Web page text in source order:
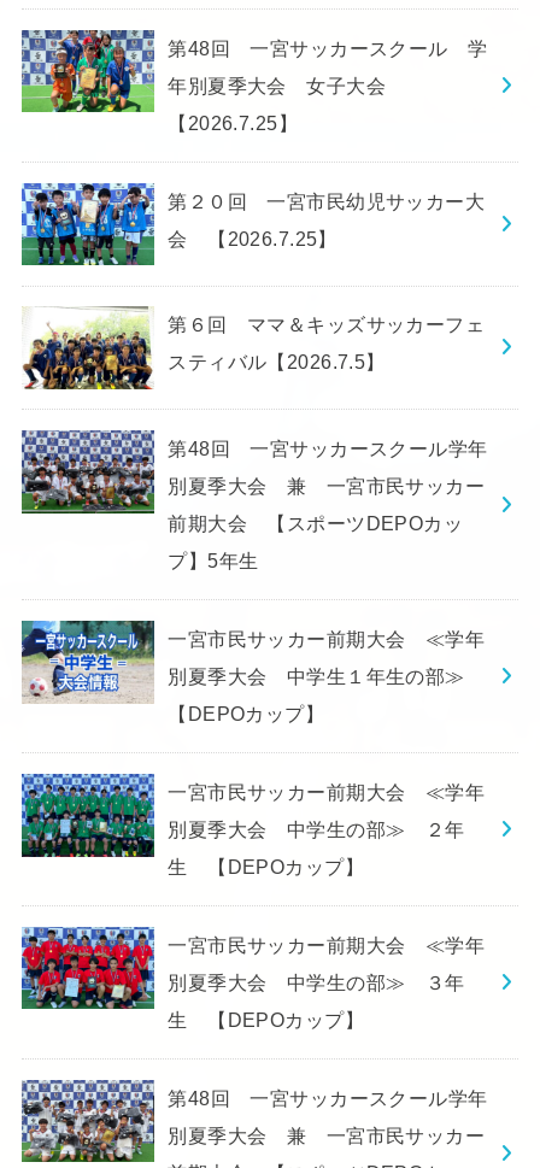
第48回 一宮サッカースクール 学
年別夏季大会 女子大会
【2026.7.25】
第２０回 一宮市民幼児サッカー大
会 【2026.7.25】
第６回 ママ＆キッズサッカーフェ
スティバル【2026.7.5】
第48回 一宮サッカースクール学年
別夏季大会 兼 一宮市民サッカー
前期大会 【スポーツDEPOカッ
プ】5年生
一宮市民サッカー前期大会 ≪学年
別夏季大会 中学生１年生の部≫
【DEPOカップ】
一宮市民サッカー前期大会 ≪学年
別夏季大会 中学生の部≫ ２年
生 【DEPOカップ】
一宮市民サッカー前期大会 ≪学年
別夏季大会 中学生の部≫ ３年
生 【DEPOカップ】
第48回 一宮サッカースクール学年
別夏季大会 兼 一宮市民サッカー